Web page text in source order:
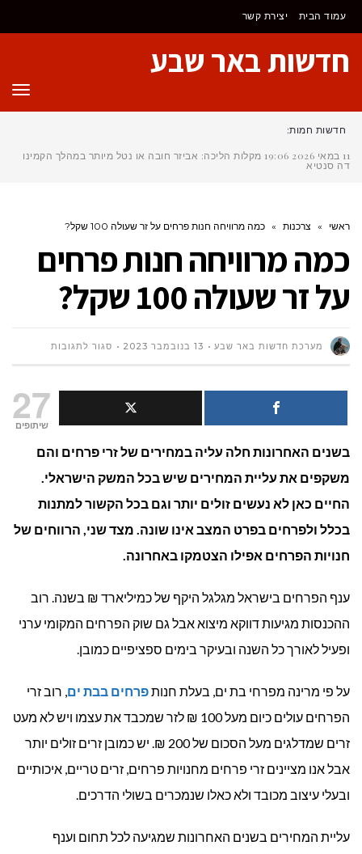
לתוכן
עמוד הבית יצירת קשר
חדשות באר שבע
חדשות חמות:
11 במאי 2026
19:06 מקלות הליכה: אביזר חובה או נטל מיותר במהלך הקמינו
דה סנטיאגו
ראשי » צרכנות » כמה מרוויחה חנות פרחים על זר שעולה 100 שקל?
כמה מרוויחה חנות פרחים
על זר שעולה 100 שקל?
מערכת חדשות באר שבע 13 בנובמבר 2023 סגור לתגובותעל
מרוויחה
חנות
שעולה
100
27
שיתופים
בשנים האחרונות חלה עליה במחירים של זרי פרחים והם
משקפים את עליית המחירים שיש בכל המשק הישראלי.
החיים כאן לא נעשים זולים יותר וגם בכל הקשור למתנות
בכלל ולפרחים בפרט המצב אינו שונה. מצד שני, הרווחים של
חנויות הפרחים אפילו הצטמקו באחרונה.
ענף הפרחים בישראל מגלגל היקף של כמיליארד ₪ בשנה. רוב
ההכנסות מגיעות דווקא מיצוא אבל גם שוק הפרחים המקומי ערני
ופעיל לאורך כל השנה ובעיקר בימים ספציפיים כמובן.
על פי מרינה מפרחי בת ים, בעלת חנותפרחים בבת ים, רוב זרי
הפרחים עולים כיום מעל 100 ₪ לזר שמכבד את עצמו ויש לא מעט
זרים שמדלגים מעל הסכום של 200 ₪. יש כמובן זרים זולים יותר
אבל אנו מציינים זרי פרחים מחנויות פרחים, זרים טריים, איכותיים
ובעלי עיצוב מכובד ולא כאלו שנמכרים בשולי הדרכים.
עליית המחירים בשנים האחרונות שמגיעה לכל תחום וענף